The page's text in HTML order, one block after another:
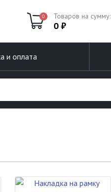
0 Товаров на сумму:
0 ₽
и оплата